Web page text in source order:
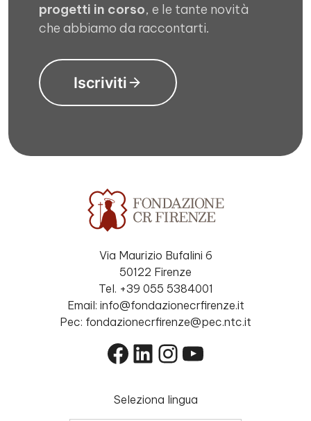
progetti in corso, e le tante novità
che abbiamo da raccontarti.
Iscriviti
Via Maurizio Bufalini 6
50122 Firenze
Tel. +39 055 5384001
Email: info@fondazionecrfirenze.it
Pec: fondazionecrfirenze@pec.ntc.it
Facebook
LinkedIn
Instagram
YouTube
Seleziona lingua